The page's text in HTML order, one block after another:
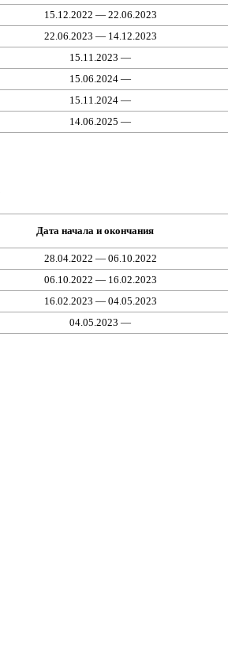
15.12.2022 — 22.06.2023
22.06.2023 — 14.12.2023
15.11.2023 —
15.06.2024 —
15.11.2024 —
14.06.2025 —
Дата начала и окончания
28.04.2022 — 06.10.2022
06.10.2022 — 16.02.2023
16.02.2023 — 04.05.2023
04.05.2023 —